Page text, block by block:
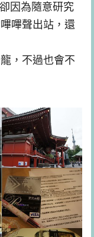
因為隨意研究
嗶聲出站，還
，不過也會不